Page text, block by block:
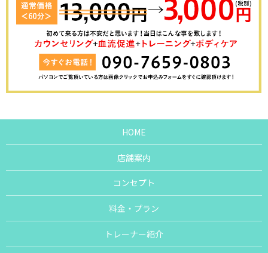
HOME
店舗案内
コンセプト
料金・プラン
トレーナー紹介